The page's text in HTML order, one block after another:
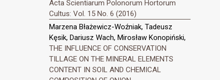
Acta Scientiarum Polonorum Hortorum
Cultus: Vol. 15 No. 6 (2016)
Marzena Błażewicz-Woźniak, Tadeusz
Kęsik, Dariusz Wach, Mirosław Konopiński,
THE INFLUENCE OF CONSERVATION
TILLAGE ON THE MINERAL ELEMENTS
CONTENT IN SOIL AND CHEMICAL